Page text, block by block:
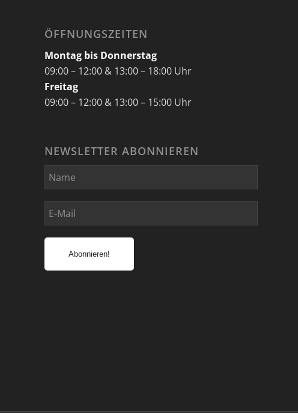
ÖFFNUNGSZEITEN
Montag bis Donnerstag
09:00 – 12:00 & 13:00 – 18:00 Uhr
Freitag
09:00 – 12:00 & 13:00 – 15:00 Uhr
NEWSLETTER ABONNIEREN